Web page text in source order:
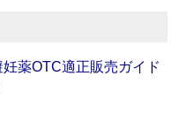
妊薬OTC適正販売ガイド